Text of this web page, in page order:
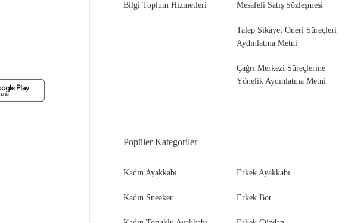
Bilgi Toplum Hizmetleri Mesafeli Satış Sözleşmesi
Talep Şikayet Öneri Süreçleri
Aydınlatma Metni
Çağrı Merkezi Süreçlerine
Yönelik Aydınlatma Metni
Popüler Kategoriler
Kadın Ayakkabı
Kadın Sneaker
Erkek Ayakkabı
Erkek Bot